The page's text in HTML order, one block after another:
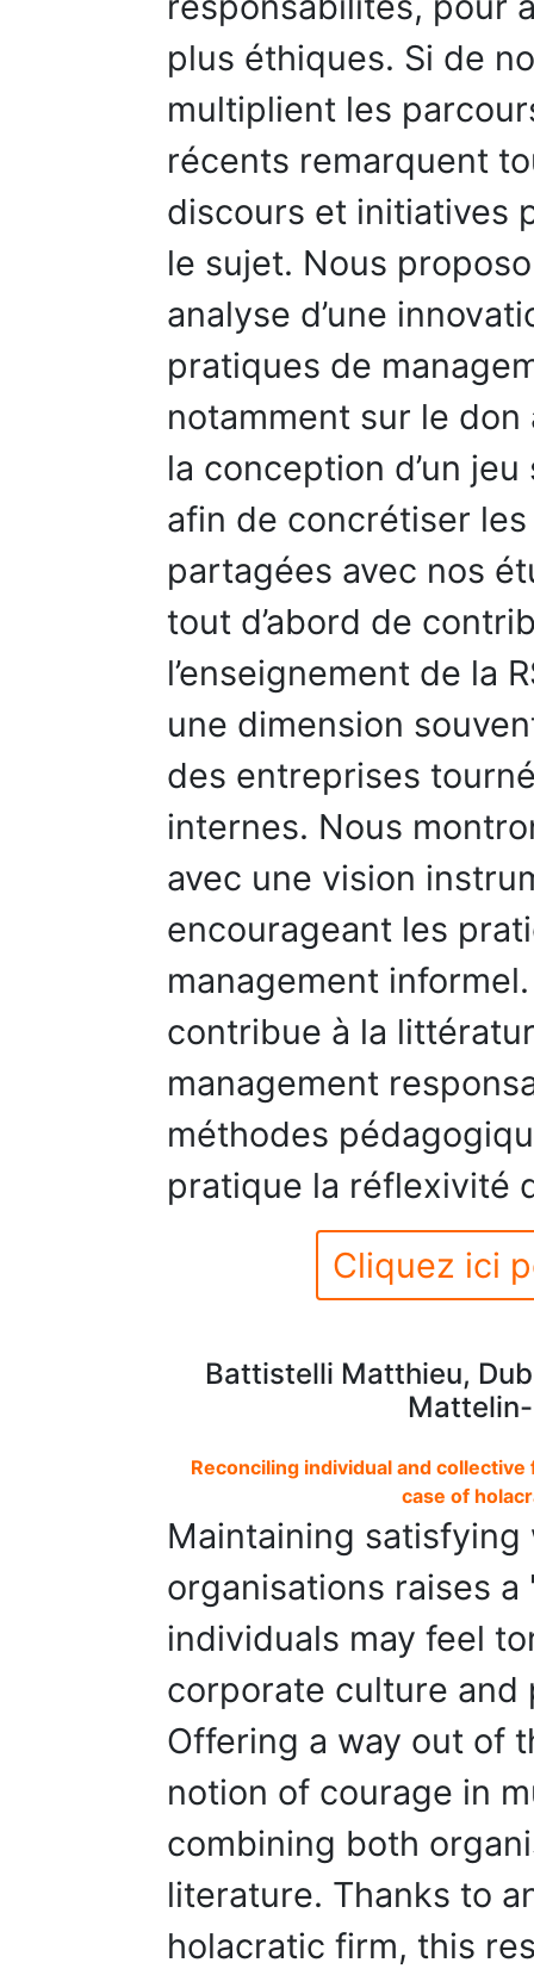
plus éthiques. Si de
multiplient les
récents remarquent
discours et initiatives
le sujet. Nous
analyse d’une
pratiques de
notamment sur le don
la conception d’un
afin de concrétiser
partagées avec nos
tout d’abord de
l’enseignement de la
une dimension
des entreprises
internes. Nous
avec une vision
encourageant les
management
contribue à la
management
méthodes
pratique la réflexivité
Cliquez ici
Battistelli Matthieu,
Reconciling individual and
case of
Maintaining
organisations raises
individuals may feel
corporate culture
Offering a way out of
notion of courage in
combining both
literature. Thanks to
holacratic firm, this